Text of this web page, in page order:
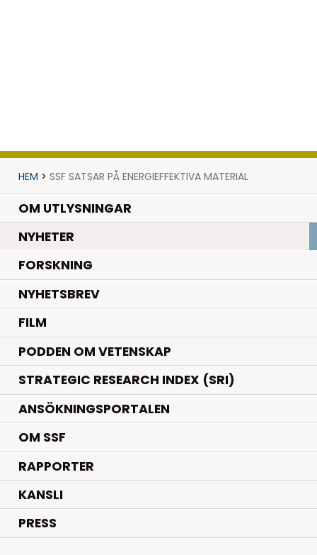
HEM > SSF SATSAR PÅ ENERGIEFFEKTIVA MATERIAL
OM UTLYSNINGAR
NYHETER.
FORSKNING.
NYHETSBREV
FILM
PODDEN OM VETENSKAP
STRATEGIC RESEARCH INDEX (SRI)
ANSÖKNINGSPORTALEN
OM SSF
RAPPORTER
KANSLI
PRESS